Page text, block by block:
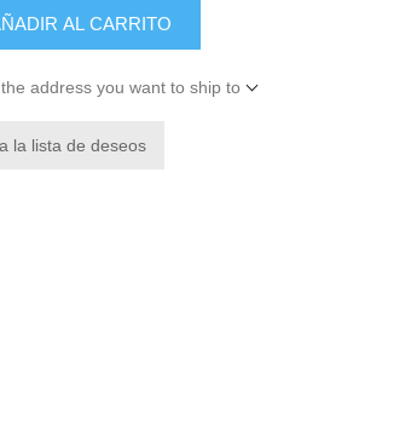
AL CARRITO
address you want to ship to
la lista de deseos